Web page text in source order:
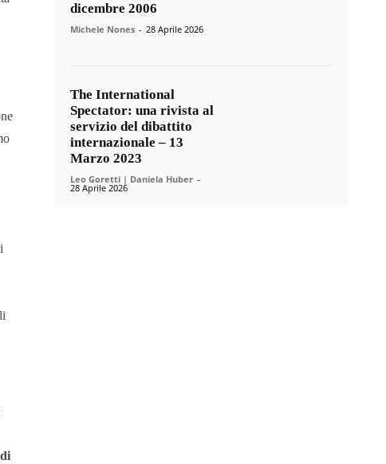
dicembre 2006
Michele Nones - 28 Aprile 2026
The International
Spectator: una rivista al
servizio del dibattito
internazionale – 13
Marzo 2023
Leo Goretti | Daniela Huber -
28 Aprile 2026